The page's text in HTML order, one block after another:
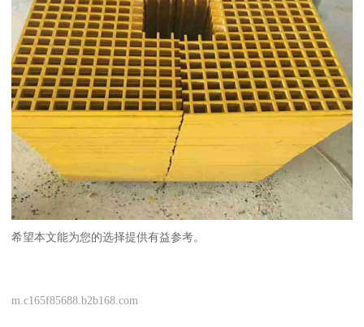
希望本文能为您的选择提供有益参考。
m.c165f85688.b2b168.com